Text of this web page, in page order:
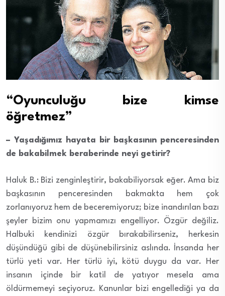
“Oyunculuğu bize
kimse
öğretmez”
– Yaşadığımız hayata bir başkasının penceresinden
de bakabilmek beraberinde neyi getirir?
Haluk B.: Bizi zenginleştirir, bakabiliyorsak eğer. Ama biz
başkasının penceresinden bakmakta hem çok
zorlanıyoruz hem de beceremiyoruz; bize inandırılan bazı
şeyler bizim onu yapmamızı engelliyor. Özgür değiliz.
Halbuki kendinizi özgür bırakabilirseniz, herkesin
düşündüğü gibi de düşünebilirsiniz aslında. İnsanda her
türlü yeti var. Her türlü iyi, kötü duygu da var. Her
insanın içinde bir katil de yatıyor mesela ama
öldürmemeyi seçiyoruz. Kanunlar bizi engellediği ya da